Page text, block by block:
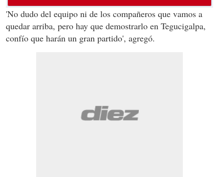
'No dudo del equipo ni de los compañeros que vamos a
quedar arriba, pero hay que demostrarlo en Tegucigalpa,
confío que harán un gran partido', agregó.